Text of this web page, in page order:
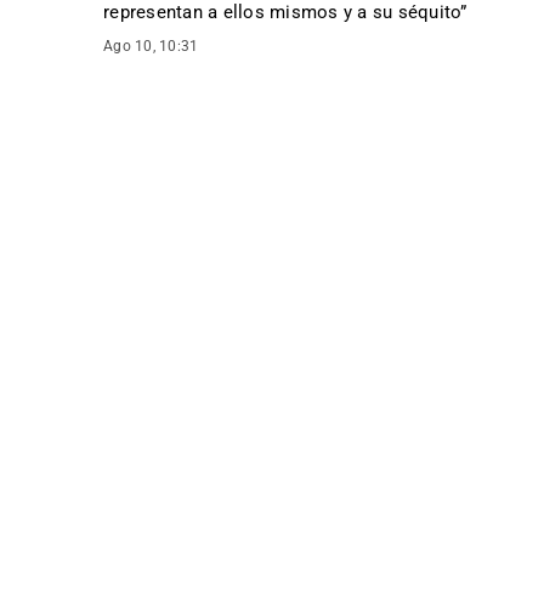
representan a ellos mismos y a su séquito”
Ago 10, 10:31